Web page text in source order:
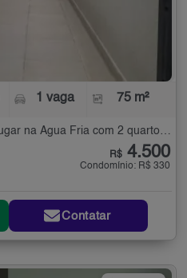
1 vaga 75 m²
Condomínio Fechado para Alugar na Água Fria com 2 quartos - 75 m²
R$ 4.500
Condomínio: R$ 330
Contatar